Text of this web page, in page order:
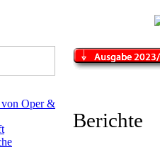
Berichte